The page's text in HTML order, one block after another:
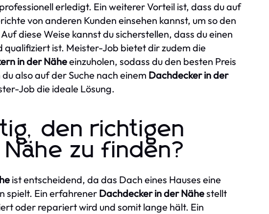
erledigt. Ein weiterer Vorteil ist, dass du auf
von anderen Kunden einsehen kannst, um so den
diese Weise kannst du sicherstellen, dass du einen
qualifiziert ist. Meister-Job bietet dir zudem die
in der Näheeinzuholen, sodass du den besten Preis
also auf der Suche nach einem Dachdecker in der
Job die ideale Lösung.
den richtigen
zu finden?
ist entscheidend, da das Dach eines Hauses eine
spielt. Ein erfahrener Dachdecker in der Nähestellt
oder repariert wird und somit lange hält. Ein